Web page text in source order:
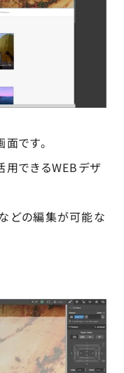
です。
用できるWEBデザ
どの編集が可能な